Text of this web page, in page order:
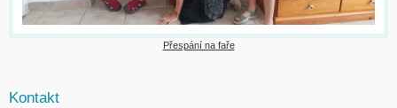
Přespání na faře
Kontakt